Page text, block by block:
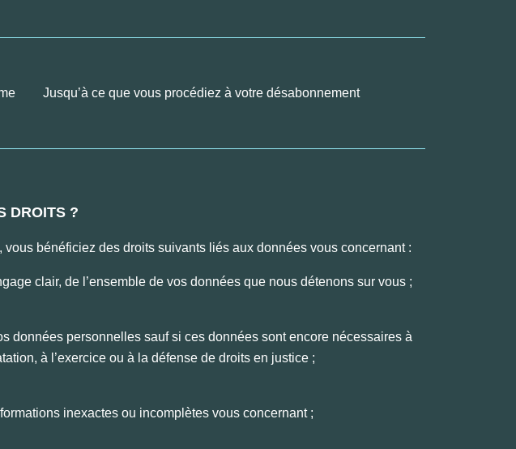
Jusqu’à ce que vous procédiez à votre désabonnement
DROITS ?
bénéficiez des droits suivants liés aux données vous concernant :
clair, de l’ensemble de vos données que nous détenons sur vous ;
données personnelles sauf si ces données sont encore nécessaires à
à l’exercice ou à la défense de droits en justice ;
inexactes ou incomplètes vous concernant ;